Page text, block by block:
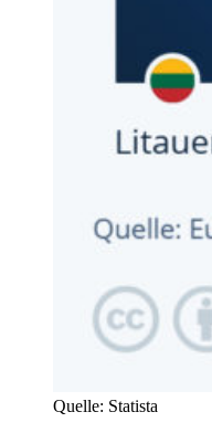
Quelle: Statista